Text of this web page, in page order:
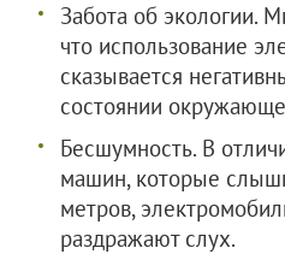
Забота об экологии.
что использование
сказывается
состоянии
Бесшумность. В
машин, которые
метров,
раздражают слух.